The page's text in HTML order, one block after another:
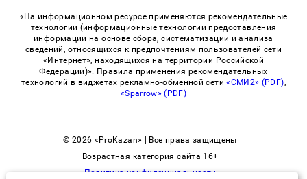
«На информационном ресурсе применяются рекомендательные
технологии (информационные технологии предоставления
информации на основе сбора, систематизации и анализа
сведений, относящихся к предпочтениям пользователей сети
«Интернет», находящихся на территории Российской
Федерации)». Правила применения рекомендательных
технологий в виджетах рекламно-обменной сети«СМИ2» (PDF),
«Sparrow» (PDF)
© 2026 «ProKazan» | Все права защищены
Возрастная категория сайта 16+
Политика конфиденциальности